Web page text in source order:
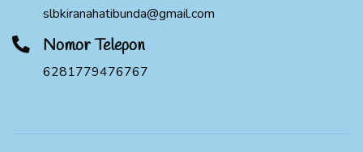
slbkiranahatibunda@gmail.com
Nomor Telepon
6281779476767